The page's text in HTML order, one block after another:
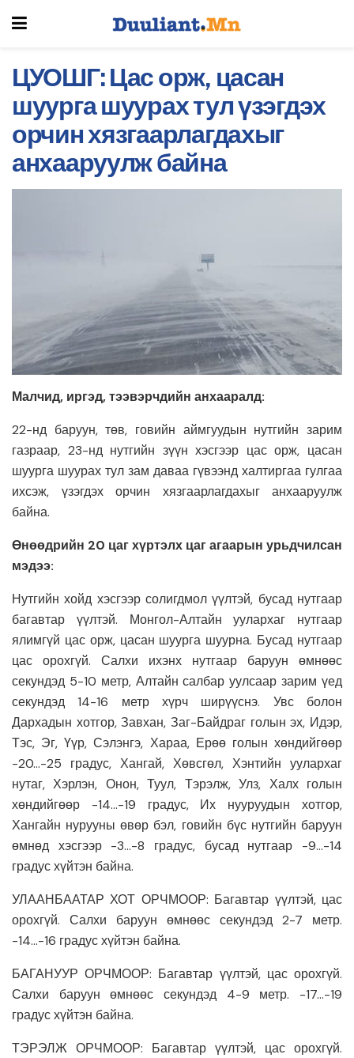
ЦУОШГ: Цас орж, цасан
шуурга шуурах тул үзэгдэх
орчин хязгаарлагдахыг
анхааруулж байна
Малчид, иргэд, тээвэрчдийн анхааралд:
22-нд баруун, төв, говийн аймгуудын нутгийн зарим
газраар, 23-нд нутгийн зүүн хэсгээр цас орж, цасан
шуурга шуурах тул зам даваа гүвээнд халтиргаа гулгаа
ихсэж, үзэгдэх орчин хязгаарлагдахыг анхааруулж
байна.
Өнөөдрийн 20 цаг хүртэлх цаг агаарын урьдчилсан
мэдээ:
Нутгийн хойд хэсгээр солигдмол үүлтэй, бусад нутгаар
багавтар үүлтэй. Монгол-Алтайн уулархаг нутгаар
ялимгүй цас орж, цасан шуурга шуурна. Бусад нутгаар
цас орохгүй. Салхи ихэнх нутгаар баруун өмнөөс
секундэд 5-10 метр, Алтайн салбар уулсаар зарим үед
секундэд 14-16 метр хүрч ширүүснэ. Увс болон
Дархадын хотгор, Завхан, Заг-Байдраг голын эх, Идэр,
Тэс, Эг, Үүр, Сэлэнгэ, Хараа, Ерөө голын хөндийгөөр
-20…-25 градус, Хангай, Хөвсгөл, Хэнтийн уулархаг
нутаг, Хэрлэн, Онон, Туул, Тэрэлж, Улз, Халх голын
хөндийгөөр -14…-19 градус, Их нууруудын хотгор,
Хангайн нурууны өвөр бэл, говийн бүс нутгийн баруун
өмнөд хэсгээр -3…-8 градус, бусад нутгаар -9…-14
градус хүйтэн байна.
УЛААНБААТАР ХОТ ОРЧМООР: Багавтар үүлтэй, цас
орохгүй. Салхи баруун өмнөөс секундэд 2-7 метр.
-14…-16 градус хүйтэн байна.
БАГАНУУР ОРЧМООР: Багавтар үүлтэй, цас орохгүй.
Салхи баруун өмнөөс секундэд 4-9 метр. -17…-19
градус хүйтэн байна.
ТЭРЭЛЖ ОРЧМООР: Багавтар үүлтэй, цас орохгүй.